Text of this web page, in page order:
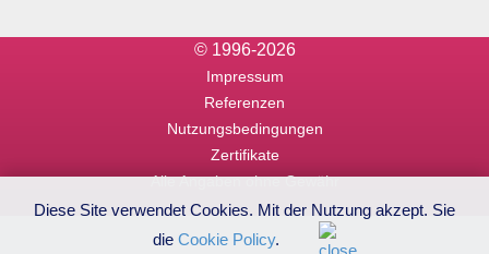
© 1996-2026
Impressum
Referenzen
Nutzungsbedingungen
Zertifikate
Alle Angaben ohne Gewähr
Diese Site verwendet Cookies. Mit der Nutzung akzept. Sie
die Cookie Policy.